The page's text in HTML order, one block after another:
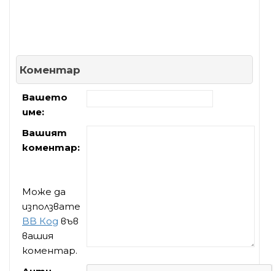
Коментар
Вашето
име:
Вашият
коментар:
Може да
използвате
BB Код във
вашия
коментар.